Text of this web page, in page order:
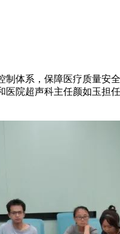
体系，保障医疗质量安
院超声科主任颜如玉